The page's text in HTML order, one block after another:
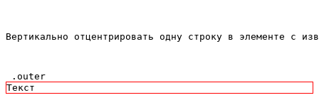
Вертикально отцентрировать одну строку в элементе
.outer
Текст